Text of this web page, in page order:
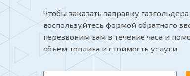
Чтобы заказать заправку
воспользуйтесь формой обратного
перезвоним вам в течение часа и
объем топлива и стоимость услуги.